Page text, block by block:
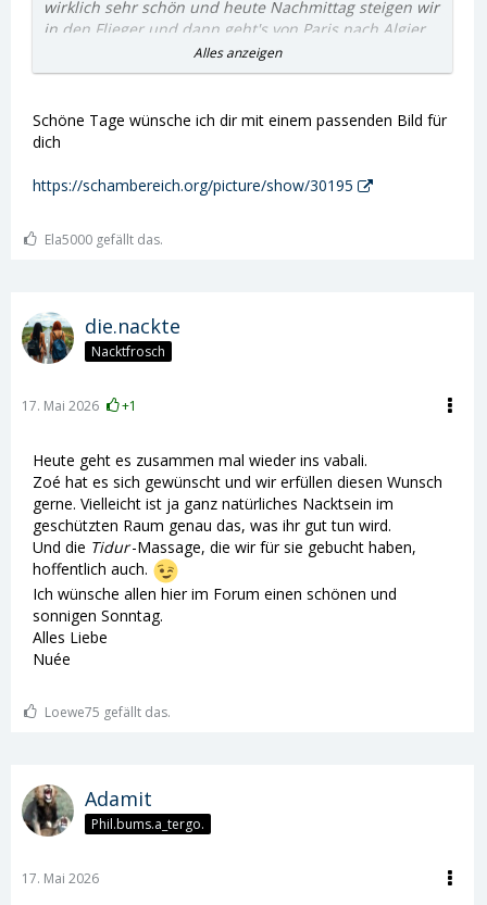
wirklich sehr schön und heute Nachmittag steigen wir
in den Flieger und dann geht's von Paris nach Algier
😘.
Alles anzeigen
Schöne Tage wünsche ich dir mit einem passenden Bild für
dich
https://schambereich.org/picture/show/30195
Ela5000 gefällt das.
die.nackte
Nacktfrosch
17. Mai 2026 +1
Heute geht es zusammen mal wieder ins vabali.
Zoé hat es sich gewünscht und wir erfüllen diesen Wunsch
gerne. Vielleicht ist ja ganz natürliches Nacktsein im
geschützten Raum genau das, was ihr gut tun wird.
Und die Tidur-Massage, die wir für sie gebucht haben,
hoffentlich auch.
Ich wünsche allen hier im Forum einen schönen und
sonnigen Sonntag.
Alles Liebe
Nuée
Loewe75 gefällt das.
Adamit
Phil.bums.a_tergo.
17. Mai 2026